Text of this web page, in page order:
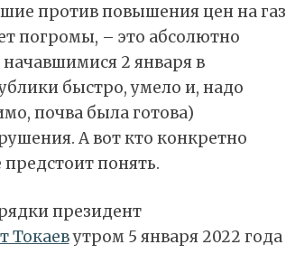
против повышения цен на газ
погромы, – это абсолютно
начавшимися 2 января в
быстро, умело и, надо
почва была готова)
А вот кто конкретно
понять.
президент
Токаевутром 5 января 2022 года